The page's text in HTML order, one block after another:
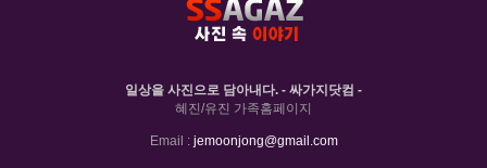
일상을 사진으로 담아내다. - 싸가지닷컴 -
혜진/유진 가족홈페이지
Email : jemoonjong@gmail.com